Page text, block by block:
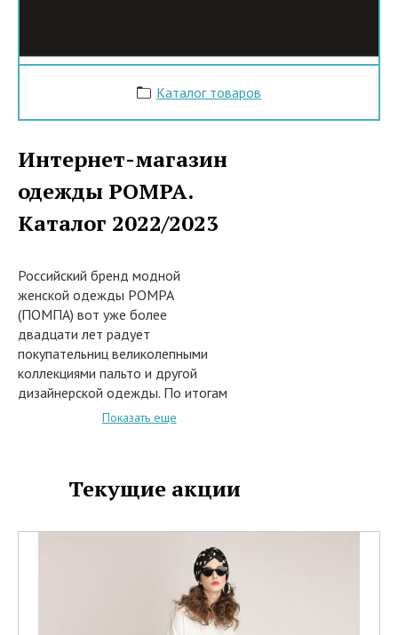
Каталог товаров
Интернет-магазин
одежды POMPA.
Каталог 2022/2023
Российский бренд модной
женской одежды POMPA
(ПОМПА) вот уже более
двадцати лет радует
покупательниц великолепными
коллекциями пальто и другой
дизайнерской одежды. По итогам
2015 года бренд был признан
созданием коллекций работают
дизайнеры, которые не только
современной женской моды, но и
всегда готовы предложить свои
оригинальные, по –истине,
Показать еще
Текущие акции